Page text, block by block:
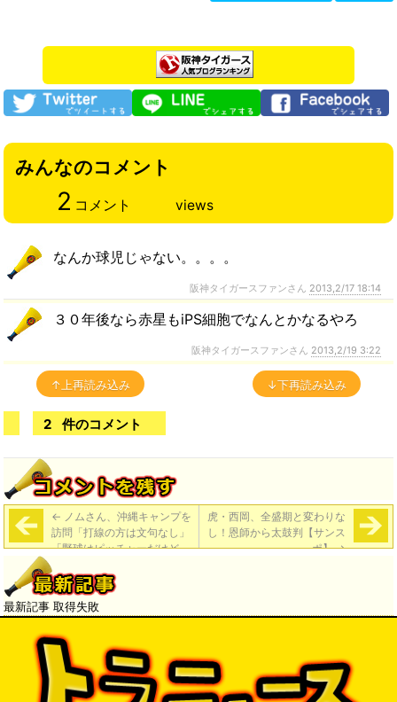
みんなのコメント
2 コメント views
なんか球児じゃない。。。。
阪神タイガースファンさん 2013,2/17 18:14
３０年後なら赤星もiPS細胞でなんとかなるやろ
阪神タイガースファンさん 2013,2/19 3:22
↑上再読み込み ↓下再読み込み
2 件のコメント
← ノムさん、沖縄キャンプを
訪問「打線の方は文句なし」
「野球はピッチャーだけど
ね」「ローテーションも聞い
たけど…そこのところが、ち
ょっと心配」
虎・西岡、全盛期と変わりな
し！恩師から太鼓判【サンス
ポ】→
最新記事 取得失敗